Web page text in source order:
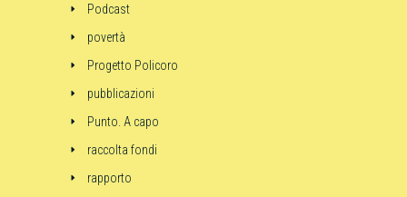
Podcast
povertà
Progetto Policoro
pubblicazioni
Punto. A capo
raccolta fondi
rapporto